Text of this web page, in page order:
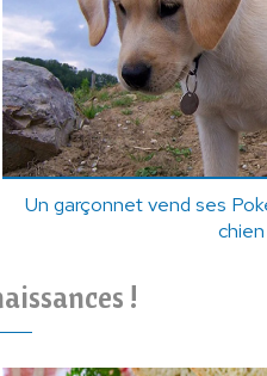
Un garçonnet vend ses
chien
!